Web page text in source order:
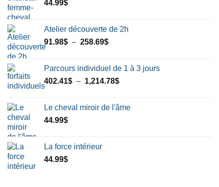
44.99$
Atelier découverte de 2h
91.98$ – 258.69$Plage
91.98$
à
Parcours individuel de 1 à 3 jours
402.41$ – 1,214.78$Plage
402.41$
Le cheval miroir de l'âme
44.99$
La force intérieur
44.99$